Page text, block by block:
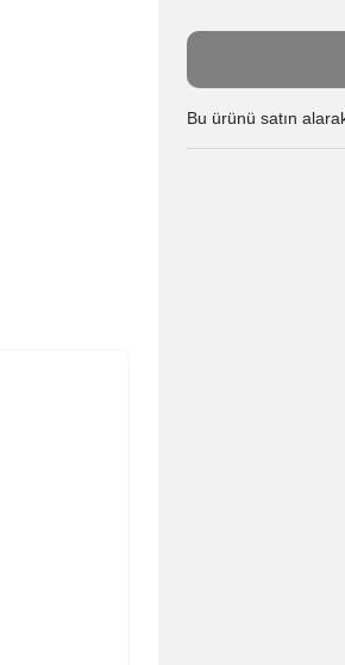
Bu ürünü satın